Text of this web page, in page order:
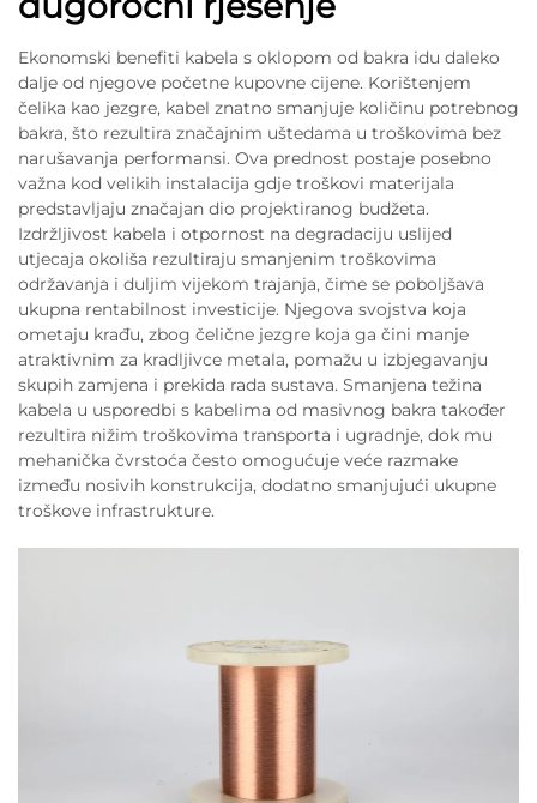
Ekonomski benefiti kabela s oklopom od bakra idu daleko
dalje od njegove početne kupovne cijene. Korištenjem
čelika kao jezgre, kabel znatno smanjuje količinu potrebnog
bakra, što rezultira značajnim uštedama u troškovima bez
narušavanja performansi. Ova prednost postaje posebno
važna kod velikih instalacija gdje troškovi materijala
predstavljaju značajan dio projektiranog budžeta.
Izdržljivost kabela i otpornost na degradaciju uslijed
utjecaja okoliša rezultiraju smanjenim troškovima
održavanja i duljim vijekom trajanja, čime se poboljšava
ukupna rentabilnost investicije. Njegova svojstva koja
ometaju krađu, zbog čelične jezgre koja ga čini manje
atraktivnim za kradljivce metala, pomažu u izbjegavanju
skupih zamjena i prekida rada sustava. Smanjena težina
kabela u usporedbi s kabelima od masivnog bakra također
rezultira nižim troškovima transporta i ugradnje, dok mu
mehanička čvrstoća često omogućuje veće razmake
između nosivih konstrukcija, dodatno smanjujući ukupne
troškove infrastrukture.